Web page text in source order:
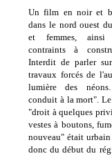
Un film en noir et
dans le nord ouest
et femmes, ainsi
contraints à
Interdit de parler
travaux forcés de
lumière des
conduit à la mort".
"droit à quelques
vestes à boutons,
nouveau" était
donc du début du